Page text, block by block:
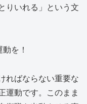
りいれる」という文
を！
ればならない重要な
運動です。このまま